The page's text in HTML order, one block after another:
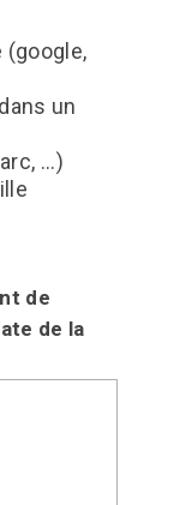
(google,
un
...)
de
de la